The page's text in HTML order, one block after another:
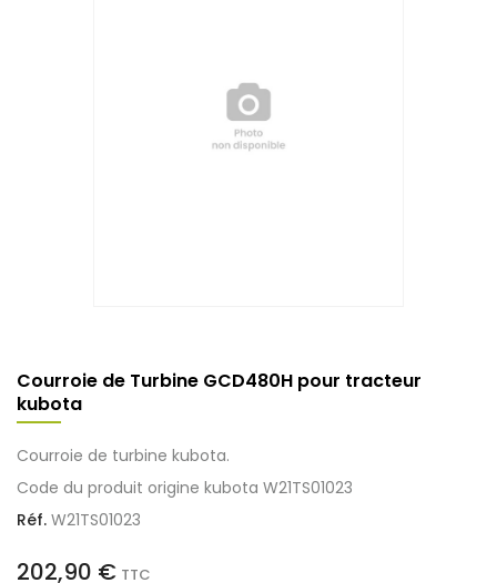
Courroie de Turbine GCD480H pour tracteur
kubota
Courroie de turbine kubota.
Code du produit origine kubota W21TS01023
Réf. W21TS01023
202,90 € TTC